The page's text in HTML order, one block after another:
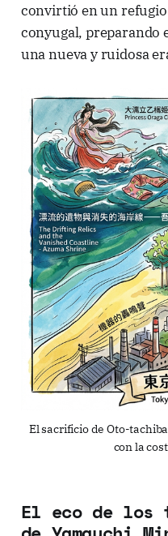
convirtió en un
conyugal, preparando
una nueva y ruidosa
El sacrificio de Oto-
con la
El eco de los